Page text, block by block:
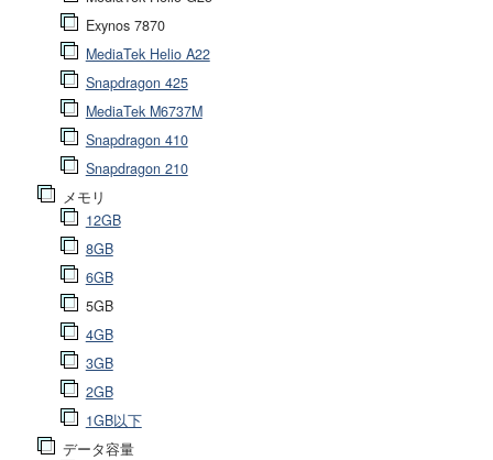
Exynos 7870
MediaTek Helio A22
Snapdragon 425
MediaTek M6737M
Snapdragon 410
Snapdragon 210
メモリ
12GB
8GB
6GB
5GB
4GB
3GB
2GB
1GB以下
データ容量